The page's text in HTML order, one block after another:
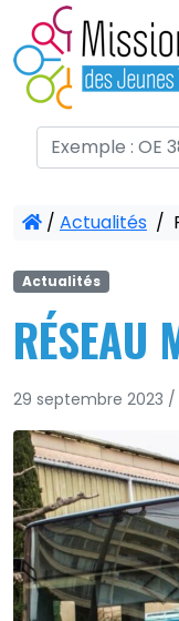
/ Actualités /
Actualités
RÉSEAU
29 septembre 2023 /
Panneau de gestion